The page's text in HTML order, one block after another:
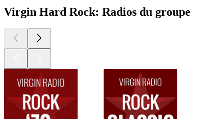
Virgin Hard Rock: Radios du groupe